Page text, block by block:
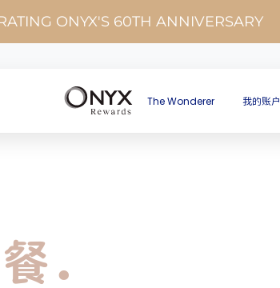
ONYX'S 60TH ANNIVERSARY
The Wonderer 我的账户
．